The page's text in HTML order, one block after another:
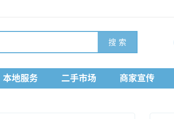
搜 索
本地服务 二手市场 商家宣传